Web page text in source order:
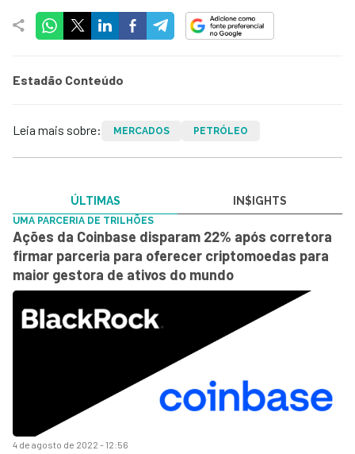
Estadão Conteúdo
Leia mais sobre: MERCADOS PETRÓLEO
ÚLTIMAS IN$IGHTS
4 de agosto de 2022 - 12:56
UMA PARCERIA DE TRILHÕES
Ações da Coinbase disparam 22% após corretora
firmar parceria para oferecer criptomoedas para
maior gestora de ativos do mundo